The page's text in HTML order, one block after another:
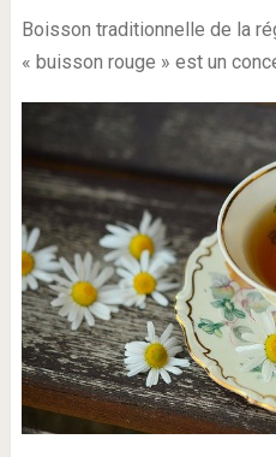
Boisson traditionnelle de la
« buisson rouge » est un